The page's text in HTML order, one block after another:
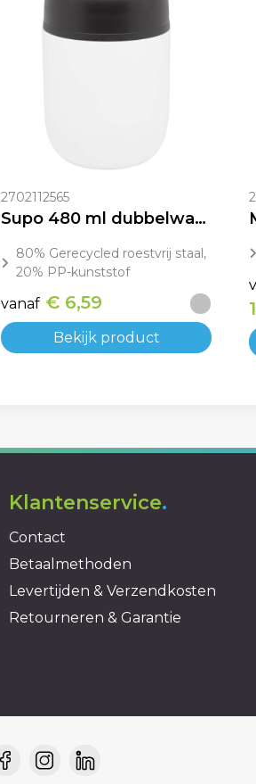
2702112565
Supo 480 ml dubbelwandige lunchpot van gerecycled roestvrij staal met opvouwbare lepel
80% Gerecycled roestvrij staal,
20% PP-kunststof
vanaf € 6,59
Bekijk product
Klantenservice.
Contact
Betaalmethoden
Levertijden & Verzendkosten
Retourneren & Garantie